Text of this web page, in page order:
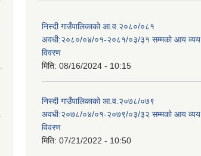
निस्दी गाउँपालिकाको आ.व.२०८०/०८१
अवधी:२०८०/०४/०१-२०८१/०३/३१ सम्मको आय व्यय
विवरण
मिति: 08/16/2024 - 10:15
निस्दी गाउँपालिकाको आ.व.२०७८/०७९
अवधी:२०७८/०४/०१-२०७९/०३/३२ सम्मको आय व्यय
विवरण
मिति: 07/21/2022 - 10:50